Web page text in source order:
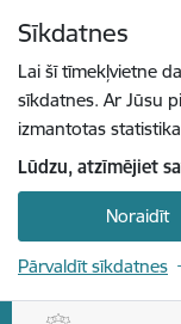
Sīkdatnes
Lai šī tīmekļvietne
sīkdatnes. Ar Jūsu
izmantotas
Lūdzu, atzīmējiet
Noraidīt
Pārvaldīt sīkdatnes